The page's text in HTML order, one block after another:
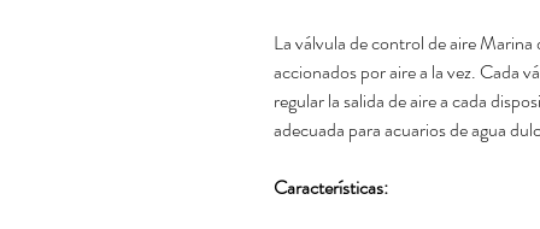
La válvula de control de aire
accionados por aire a la vez. Cada
regular la salida de aire a cada
adecuada para acuarios de agua
Características: